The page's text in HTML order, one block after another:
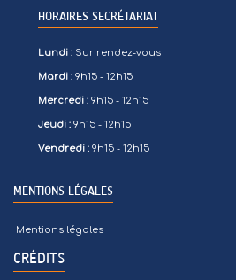
HORAIRES SECRÉTARIAT
Lundi : Sur rendez-vous
Mardi : 9h15 - 12h15
Mercredi :9h15 - 12h15
Jeudi :9h15 - 12h15
Vendredi :9h15 - 12h15
MENTIONS LÉGALES
Mentions légales
CRÉDITS